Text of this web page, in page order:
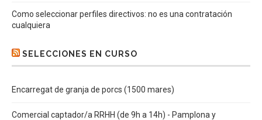
Como seleccionar perfiles directivos: no es una contratación
cualquiera
SELECCIONES EN CURSO
Encarregat de granja de porcs (1500 mares)
Comercial captador/a RRHH (de 9h a 14h) - Pamplona y